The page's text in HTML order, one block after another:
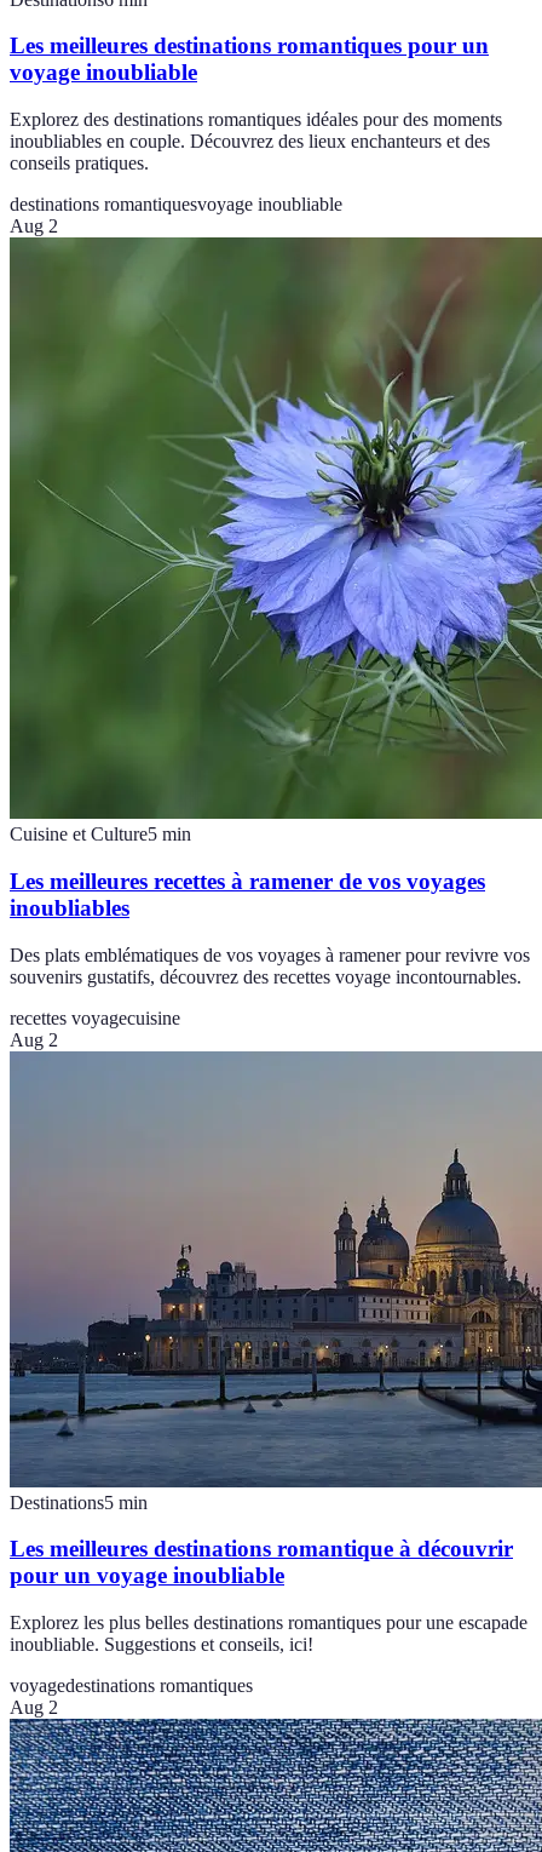
Les meilleures destinations romantiques pour un
voyage inoubliable
Explorez des destinations romantiques idéales pour des moments
inoubliables en couple. Découvrez des lieux enchanteurs et des
conseils pratiques.
destinations romantiquesvoyage inoubliable
Aug 2
Cuisine et Culture5 min
Les meilleures recettes à ramener de vos voyages
inoubliables
Des plats emblématiques de vos voyages à ramener pour revivre vos
souvenirs gustatifs, découvrez des recettes voyage incontournables.
recettes voyagecuisine
Aug 2
Destinations5 min
Les meilleures destinations romantique à découvrir
pour un voyage inoubliable
Explorez les plus belles destinations romantiques pour une escapade
inoubliable. Suggestions et conseils, ici!
voyagedestinations romantiques
Aug 2